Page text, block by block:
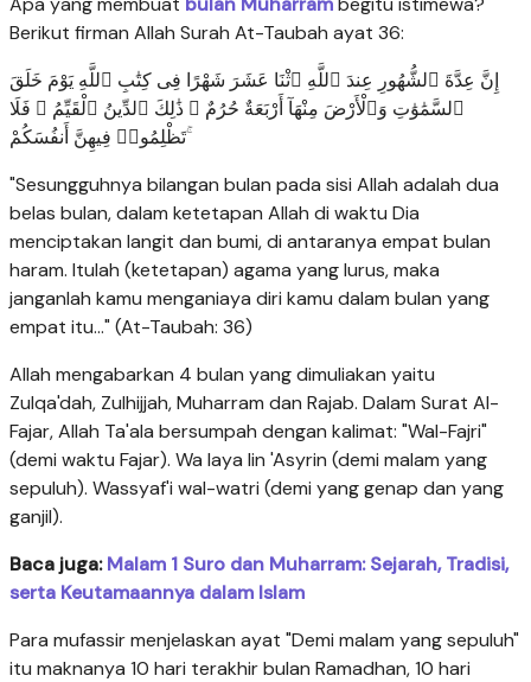
Berikut firman Allah Surah At-Taubah ayat 36:
إِنَّ عِدَّةَ ٱلشُّهُورِ عِندَ ٱللَّهِ ٱثْنَا عَشَرَ شَهْرًا فِى كِتَٰبِ ٱللَّهِ يَوْمَ خَلَقَ
ٱلسَّمَٰوَٰتِ وَٱلْأَرْضَ مِنْهَآ أَرْبَعَةٌ حُرُمٌ ۚ ذَٰلِكَ ٱلدِّينُ ٱلْقَيِّمُ ۚ فَلَا
تَظْلِمُوا۟ فِيهِنَّ أَنفُسَكُمْ ۚ
"Sesungguhnya bilangan bulan pada sisi Allah adalah dua
belas bulan, dalam ketetapan Allah di waktu Dia
menciptakan langit dan bumi, di antaranya empat bulan
haram. Itulah (ketetapan) agama yang lurus, maka
janganlah kamu menganiaya diri kamu dalam bulan yang
empat itu..." (At-Taubah: 36)
Allah mengabarkan 4 bulan yang dimuliakan yaitu
Zulqa'dah, Zulhijjah, Muharram dan Rajab. Dalam Surat Al-
Fajar, Allah Ta'ala bersumpah dengan kalimat: "Wal-Fajri"
(demi waktu Fajar). Wa laya lin 'Asyrin (demi malam yang
sepuluh). Wassyaf'i wal-watri (demi yang genap dan yang
ganjil).
Baca juga:Malam 1 Suro dan Muharram: Sejarah, Tradisi,
serta Keutamaannya dalam Islam
Para mufassir menjelaskan ayat "Demi malam yang sepuluh"
itu maknanya 10 hari terakhir bulan Ramadhan, 10 hari